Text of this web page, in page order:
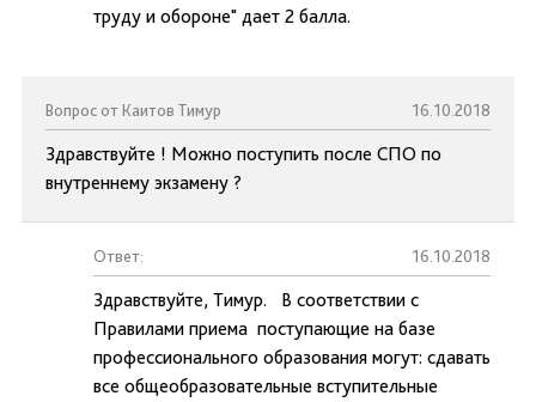
труду и обороне" дает 2 балла.
Вопрос от Каитов Тимур 16.10.2018
Здравствуйте ! Можно поступить после СПО по
внутреннему экзамену ?
Ответ: 16.10.2018
Здравствуйте, Тимур. В соответствии с
Правилами приема поступающие на базе
профессионального образования могут: сдавать
все общеобразовательные вступительные